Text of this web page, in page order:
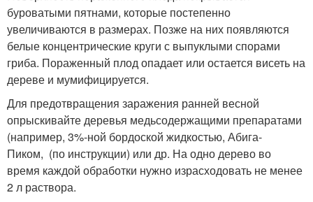
буроватыми пятнами, которые постепенно
увеличиваются в размерах. Позже на них появляются
белые концентрические круги с выпуклыми спорами
гриба. Пораженный плод опадает или остается висеть на
дереве и мумифицируется.
Для предотвращения заражения ранней весной
опрыскивайте деревья медьсодержащими препаратами
(например, 3%-ной бордоской жидкостью, Абига-
Пиком, (по инструкции) или др. На одно дерево во
время каждой обработки нужно израсходовать не менее
2 л раствора.